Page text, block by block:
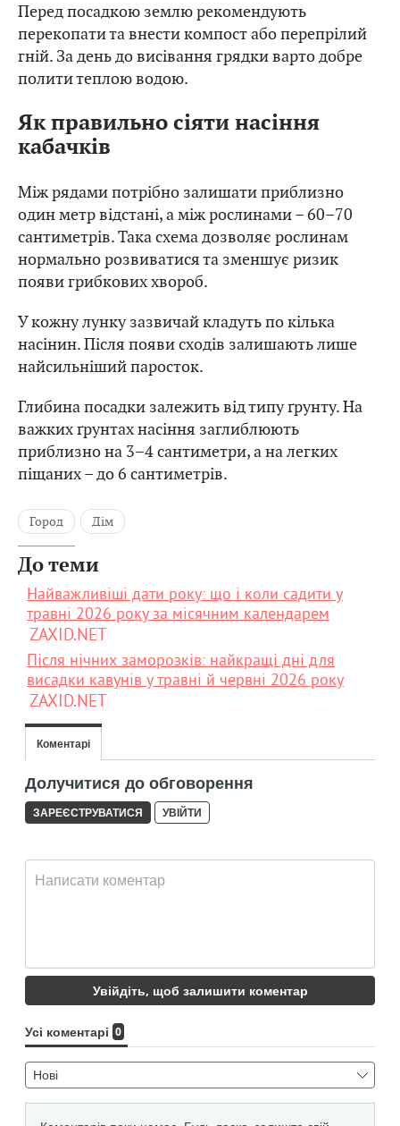
Перед посадкою землю рекомендують
перекопати та внести компост або перепрілий
гній. За день до висівання грядки варто добре
полити теплою водою.
Як правильно сіяти насіння
кабачків
Між рядами потрібно залишати приблизно
один метр відстані, а між рослинами – 60–70
сантиметрів. Така схема дозволяє рослинам
нормально розвиватися та зменшує ризик
появи грибкових хвороб.
У кожну лунку зазвичай кладуть по кілька
насінин. Після появи сходів залишають лише
найсильніший паросток.
Глибина посадки залежить від типу ґрунту. На
важких ґрунтах насіння заглиблюють
приблизно на 3–4 сантиметри, а на легких
піщаних – до 6 сантиметрів.
Город Дім
До теми
Найважливіші дати року: що і коли садити у
травні 2026 року за місячним календарем
ZAXID.NET
Після нічних заморозків: найкращі дні для
висадки кавунів у травні й червні 2026 року
ZAXID.NET